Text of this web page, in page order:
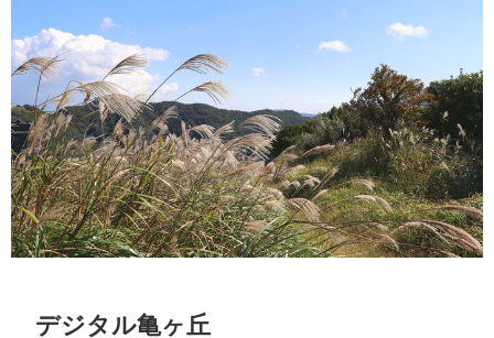
デジタル亀ヶ丘